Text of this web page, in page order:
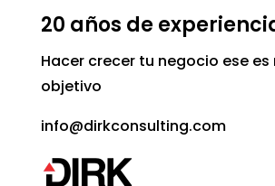
20 años de
Hacer crecer tu negocio ese es
objetivo
info@dirkconsulting.com